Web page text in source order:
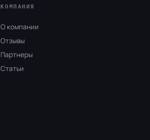
КОМПАНИЯ
О компании
Отзывы
Партнеры
Статьи